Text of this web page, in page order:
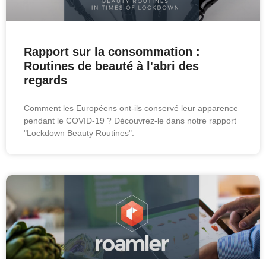
Rapport sur la consommation :
Routines de beauté à l'abri des
regards
Comment les Européens ont-ils conservé leur apparence
pendant le COVID-19 ? Découvrez-le dans notre rapport
"Lockdown Beauty Routines".